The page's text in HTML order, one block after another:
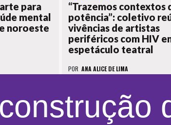
para
mental
noroeste
“Trazemos contextos
potência”: coletivo
vivências de artistas
periféricos com HIV
espetáculo teatral
POR ANA ALICE DE LIMA